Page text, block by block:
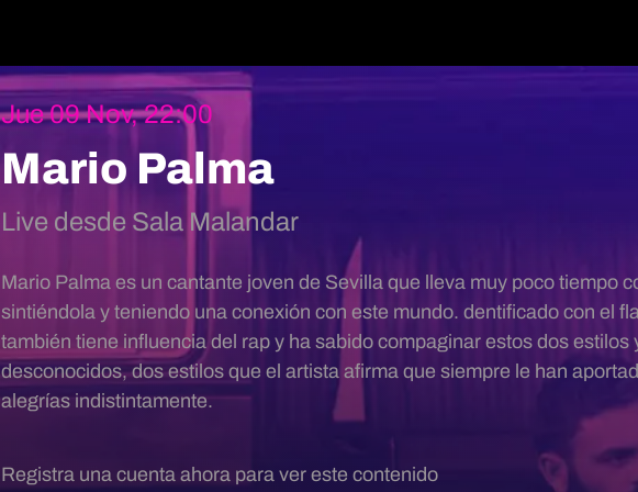
Jue 09 Nov, 22:00
Mario Palma
Live desde Sala Malandar
Mario Palma es un cantante joven de Sevilla que lleva muy poco tiempo
sintiéndola y teniendo una conexión con este mundo. dentificado con el
también tiene influencia del rap y ha sabido compaginar estos dos estilos
desconocidos, dos estilos que el artista afirma que siempre le han
alegrías indistintamente.
Registra una cuenta ahora para ver este contenido